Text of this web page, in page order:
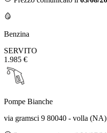
Benzina
SERVITO
1.985 €
Pompe Bianche
via gramsci 9 80040 - volla (NA)